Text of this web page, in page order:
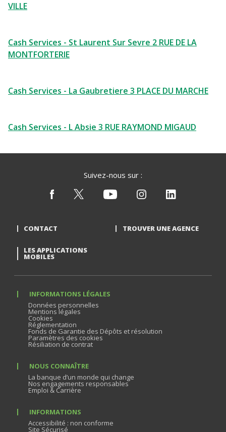
VILLE
Cash Services - St Laurent Sur Sevre 2 RUE DE LA
MONTFORTERIE
Cash Services - La Gaubretiere 3 PLACE DU MARCHE
Cash Services - L Absie 3 RUE RAYMOND MIGAUD
Suivez-nous sur :
CONTACT TROUVER UNE AGENCE
LES APPLICATIONS
MOBILES
INFORMATIONS LÉGALES
Données personnelles
Mentions légales
Cookies
Réglementation
Fonds de Garantie des Dépôts et résolution
Paramètres des cookies
Résiliation de contrat
NOUS CONNAÎTRE
La banque d’un monde qui change
Nos engagements responsables
Emploi & Carrière
INFORMATIONS
Accessibilité : non conforme
Site Sécurisé